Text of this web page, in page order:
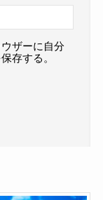
ザーに自分
存する。